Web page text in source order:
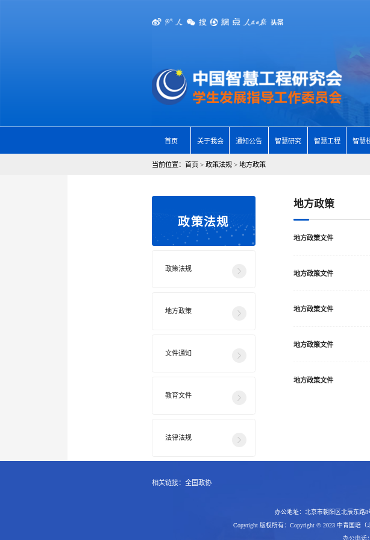
首页 关于我会 通知公告 智慧研究 智慧工程 智慧
当前位置： 首页 > 政策法规 > 地方政策
政策法规
政策法规
地方政策
文件通知
教育文件
法律法规
地方政策
地方政策文件
地方政策文件
地方政策文件
地方政策文件
地方政策文件
相关链接： 全国政协
办公地址：北京市朝阳区北辰东路8
Copyright 版权所有：Copyright © 2023 中青国培（
办公电话：